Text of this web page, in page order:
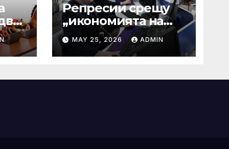
Репресии срещу
„икономията на
фактурирането“
MAY 25, 2026 ADMIN